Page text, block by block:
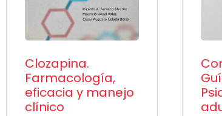
Clozapina.
Farmacología,
eficacia y manejo
clínico